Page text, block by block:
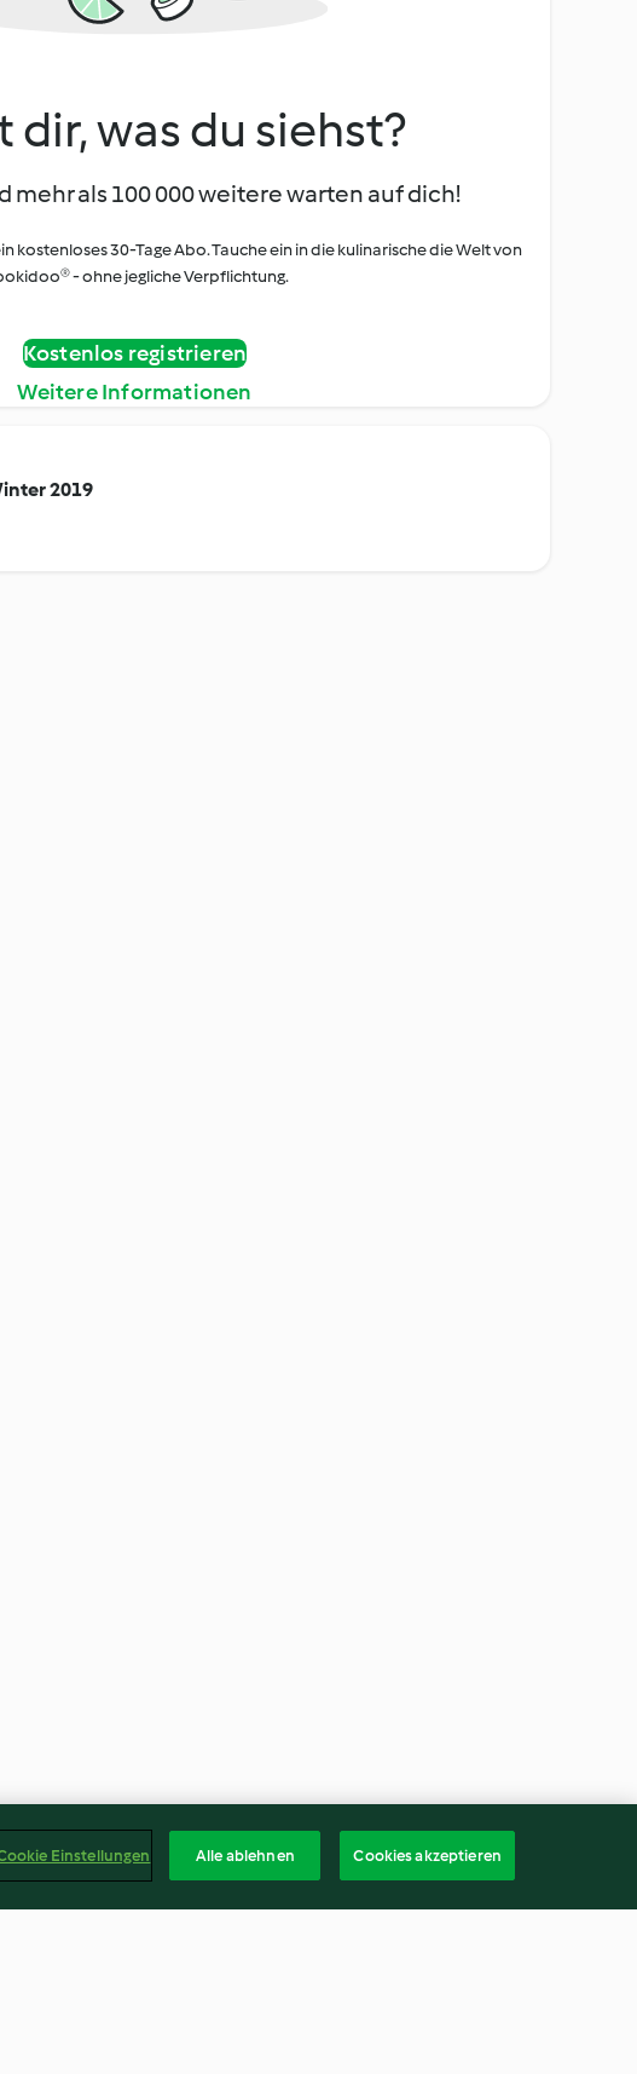
dir, was du siehst?
mehr als 100 000 weitere warten auf dich!
kostenloses 30-Tage Abo. Tauche ein in die kulinarische die Welt von
- ohne jegliche Verpflichtung.
Kostenlos registrieren
Weitere Informationen
2019
Einstellungen Alle ablehnen Cookies akzeptieren